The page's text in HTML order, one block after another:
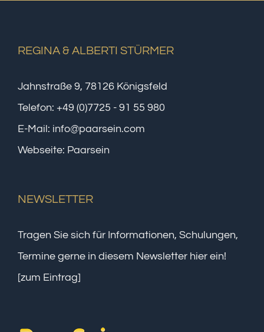
REGINA & ALBERTI STÜRMER
Jahnstraße 9, 78126 Königsfeld
Telefon: +49 (0)7725 - 91 55 980
E-Mail: info@paarsein.com
Webseite: Paarsein
NEWSLETTER
Tragen Sie sich für Informationen, Schulungen,
Termine gerne in diesem Newsletter hier ein!
[zum Eintrag]